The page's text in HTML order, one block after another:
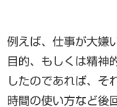
例えば、仕事が大嫌
目的、もしくは精神
したのであれば、そ
時間の使い方など後